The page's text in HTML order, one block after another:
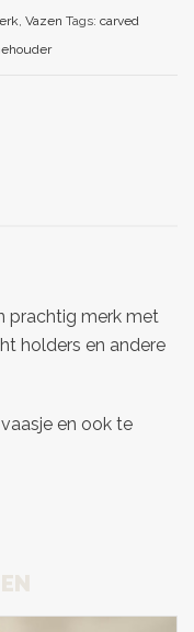
, Vazen Tags: carved
prachtig merk met
holders en andere
en ook te